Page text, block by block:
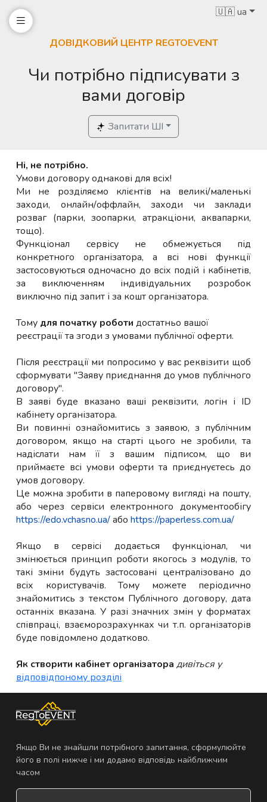
🇺🇦 ua
ДОВІДКОВИЙ ЦЕНТР REGTOEVENT
Чи потрібно підписувати з
вами договір
Запитати ШІ
Ні, не потрібно.
Умови договору однакові для всіх!
Ми не розділяємо клієнтів на великі/маленькі
заходи, онлайн/оффлайн, заходи чи заклади
розваг (парки, зоопарки, атракціони, аквапарки,
тощо).
Функціонал сервісу не обмежується під
конкретного організатора, а всі нові функції
застосовуються одночасно до всіх подій і кабінетів,
за виключенням індивідуальних розробок
виключно під запит і за кошт організатора.
Тому для початку роботи достатньо вашої
реєстрації та згоди з умовами публічної оферти.
Після реєстрації ми попросимо у вас реквізити щоб
сформувати "Заяву приєднання до умов публічного
договору".
В заяві буде вказано ваші реквізити, логін і ID
кабінету організатора.
Ви повинні ознайомитись з заявою, з публічним
договором, якщо на старті цього не зробили, та
надіслати нам її з вашим підписом, що ви
приймаєте всі умови оферти та приєднуєтесь до
умов договору.
Це можна зробити в паперовому вигляді на пошту,
або через сервіси електронного документообігу
https://edo.vchasno.ua/або https://paperless.com.ua/
Якщо в сервісі додається функціонал, чи
змінюється принцип роботи якогось з модулів, то
такі зміни будуть застосовані централізовано до
всіх користувачів. Тому можете періодично
знайомитись з текстом Публічного договору, дата
останніх вказана. У разі значних змін у форматах
співпраці, взаєморозрахунках чи т.п. організаторів
буде повідомлено додатково.
Як створити кабінет організатора дивіться у
відповідпоному розділі
Якщо Ви не знайшли потрібного запитання, сформулюйте
його в полі нижче і ми додамо відповідь найближчим
часом